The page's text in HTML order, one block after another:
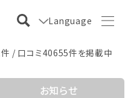
Language
/ 口コミ40655件を掲載中
お知らせ